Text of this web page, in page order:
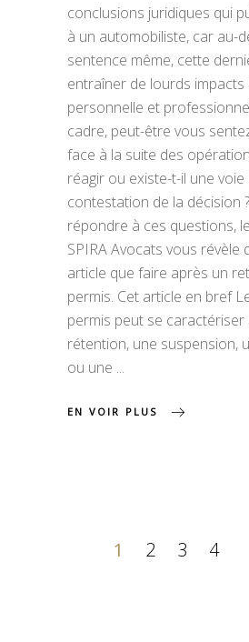
conclusions juridiques qui
à un automobiliste, car au-
sentence même, cette
entraîner de lourds impacts
personnelle et
cadre, peut-être vous
face à la suite des
réagir ou existe-t-il une voie
contestation de la décision
répondre à ces questions,
SPIRA Avocats vous révèle
article que faire après un
permis. Cet article en bref
permis peut se caractériser
rétention, une suspension,
ou une
EN VOIR PLUS
1 2 3 4